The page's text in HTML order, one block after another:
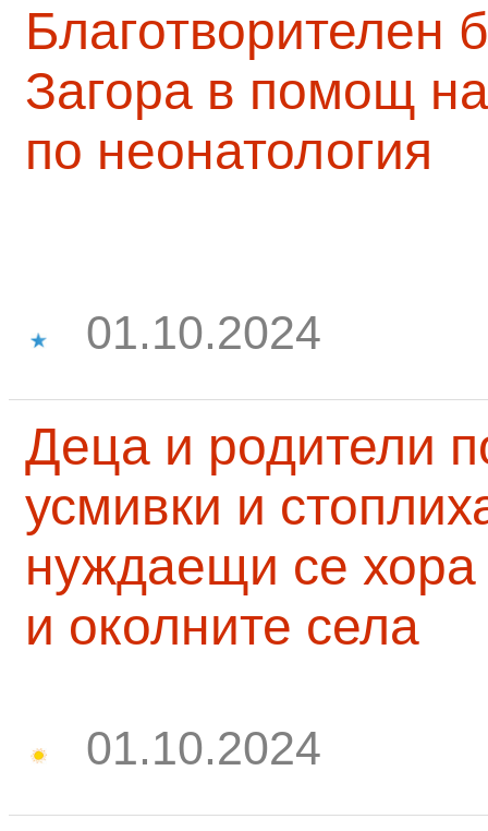
Благотворителен
Загора в помощ
по неонатология
01.10.2024
Деца и родители
усмивки и
нуждаещи се
и околните села
01.10.2024